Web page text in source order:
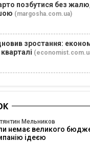
позбутися без
(margosha.com.ua)
зростання:
Мельников
немає великого
ідеєю